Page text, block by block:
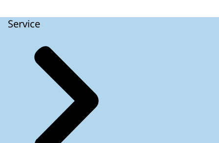
Service